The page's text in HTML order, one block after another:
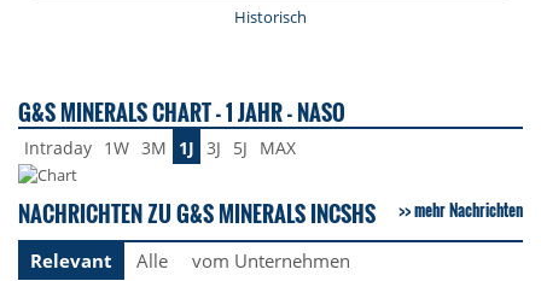
Historisch
G&S MINERALS CHART - 1 JAHR - NASO
Intraday 1W 3M 1J 3J 5J MAX
NACHRICHTEN ZU G&S MINERALS INCSHS mehr Nachrichten
Relevant Alle vom Unternehmen